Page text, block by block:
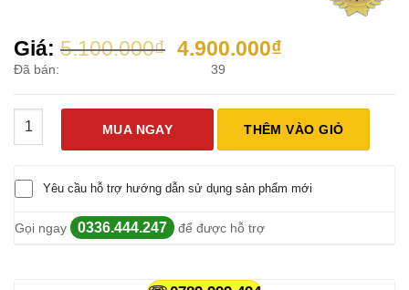
Giá: 5.100.000₫ Giá
là:
5.100.000₫.
4.900.000₫Giá
tại
là:
4.900.000₫.
Đã bán: 39
Ống nhòm đo khoảng cách SNDWAY SW1500 số lượng
MUA NGAY
THÊM VÀO GIỎ
Yêu cầu hỗ trợ hướng dẫn sử dụng sản phẩm mới
Gọi ngay 0336.444.247 để được hỗ trợ